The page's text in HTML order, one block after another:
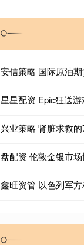
兴业策略 肾脏求救
鑫旺资管 以色列军